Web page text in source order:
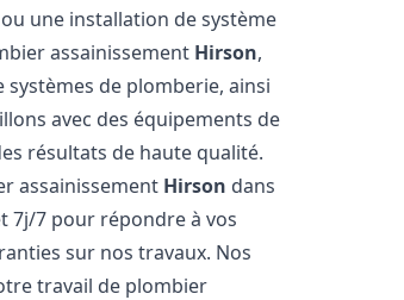
une installation de système
assainissement Hirson,
de plomberie, ainsi
avec des équipements de
résultats de haute qualité.
assainissement Hirson dans
7j/7 pour répondre à vos
sur nos travaux. Nos
travail de plombier